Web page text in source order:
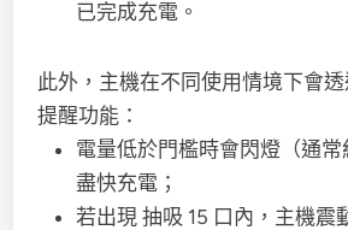
已完成充電。
此外，主機在不同使用情境下會
提醒功能：
電量低於門檻時會閃燈（通常
盡快充電；
若出現 抽吸 15 口內，主機震